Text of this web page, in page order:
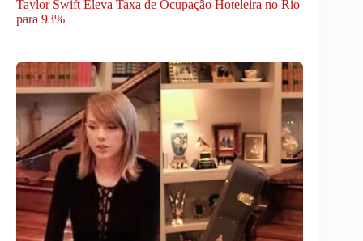
Taylor Swift Eleva Taxa de Ocupação Hoteleira no Rio
para 93%